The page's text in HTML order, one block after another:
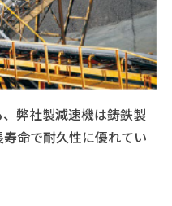
弊社製減速機は鋳鉄製
命で耐久性に優れてい